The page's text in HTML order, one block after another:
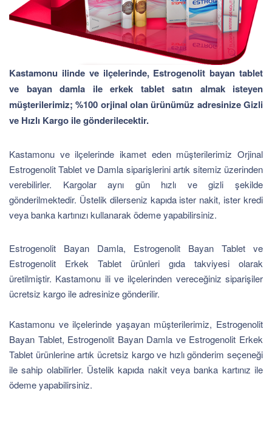
Kastamonu ilinde ve ilçelerinde, Estrogenolit bayan tablet
ve bayan damla ile erkek tablet satın almak isteyen
müşterilerimiz; %100 orjinal olan ürünümüz adresinize Gizli
ve Hızlı Kargo ile gönderilecektir.
Kastamonu ve ilçelerinde ikamet eden müşterilerimiz Orjinal
Estrogenolit Tablet ve Damla siparişlerini artık sitemiz üzerinden
verebilirler. Kargolar aynı gün hızlı ve gizli şekilde
gönderilmektedir. Üstelik dilerseniz kapıda ister nakit, ister kredi
veya banka kartınızı kullanarak ödeme yapabilirsiniz.
Estrogenolit Bayan Damla, Estrogenolit Bayan Tablet ve
Estrogenolit Erkek Tablet ürünleri gıda takviyesi olarak
üretilmiştir. Kastamonu ili ve ilçelerinden vereceğiniz siparişiler
ücretsiz kargo ile adresinize gönderilir.
Kastamonu ve ilçelerinde yaşayan müşterilerimiz, Estrogenolit
Bayan Tablet, Estrogenolit Bayan Damla ve Estrogenolit Erkek
Tablet ürünlerine artık ücretsiz kargo ve hızlı gönderim seçeneği
ile sahip olabilirler. Üstelik kapıda nakit veya banka kartınız ile
ödeme yapabilirsiniz.